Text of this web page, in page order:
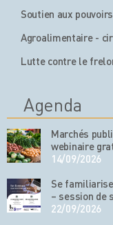
Soutien aux
Agroalimentaire -
Lutte contre le
Agenda
Marchés
webinaire
14/09/2026
Se
– session de
22/09/2026